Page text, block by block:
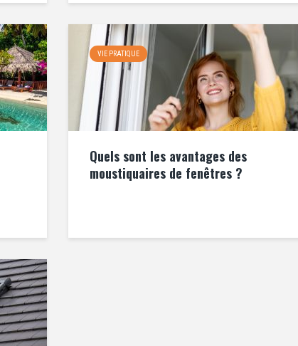
VIE PRATIQUE
Quels sont les avantages des
moustiquaires de fenêtres ?